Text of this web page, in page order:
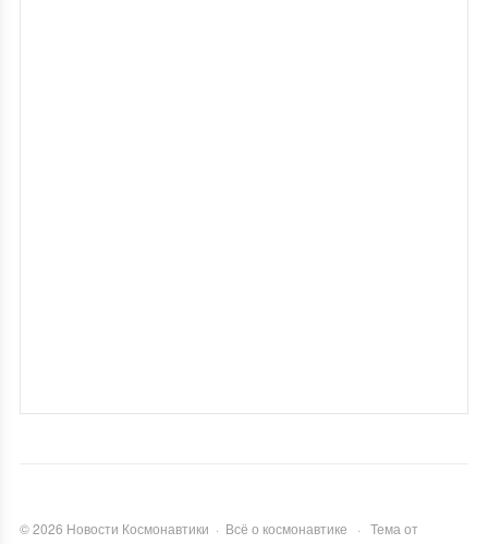
©2026 Новости Космонавтики · Всё о космонавтике · Тема от